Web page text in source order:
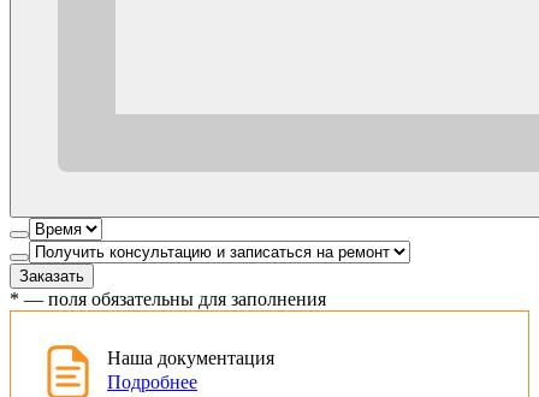
Заказать
* — поля обязательны для заполнения
Наша документация
Подробнее